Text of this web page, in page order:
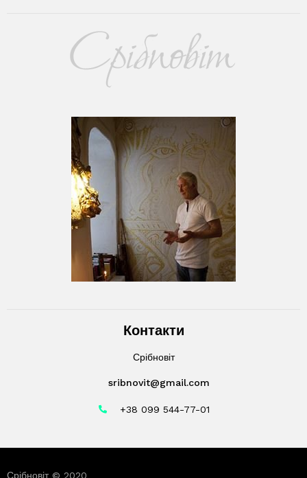
Контакти
Срібновіт
sribnovit@gmail.com
+38 099 544-77-01
Срібновіт © 2020